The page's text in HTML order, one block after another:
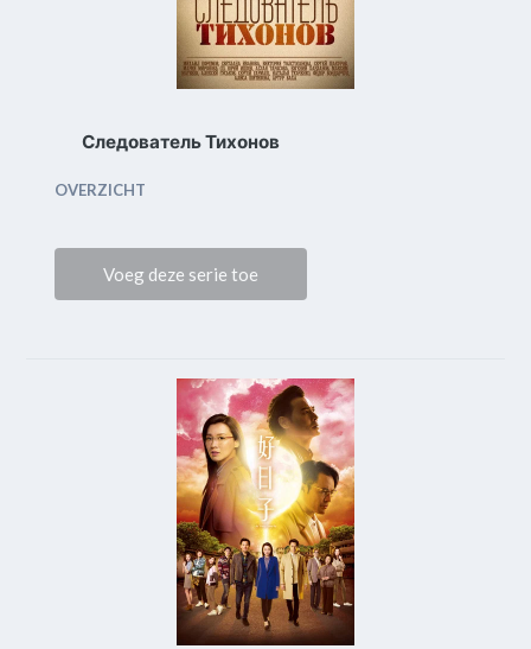
Следователь Тихонов
OVERZICHT
Voeg deze serie toe